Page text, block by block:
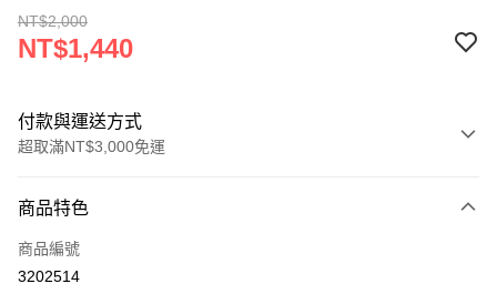
NT$2,000
NT$1,440
付款與運送方式
超取滿NT$3,000免運
信用卡一次付款
超商取貨付款
商品特色
商品編號
3202514